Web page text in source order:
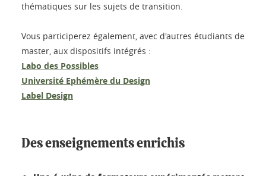
thématiques sur les sujets de transition.
Vous participerez également, avec d'autres étudiants de
master, aux dispositifs intégrés :
Labo des Possibles
Université Ephémère du Design
Label Design
Des enseignements enrichis